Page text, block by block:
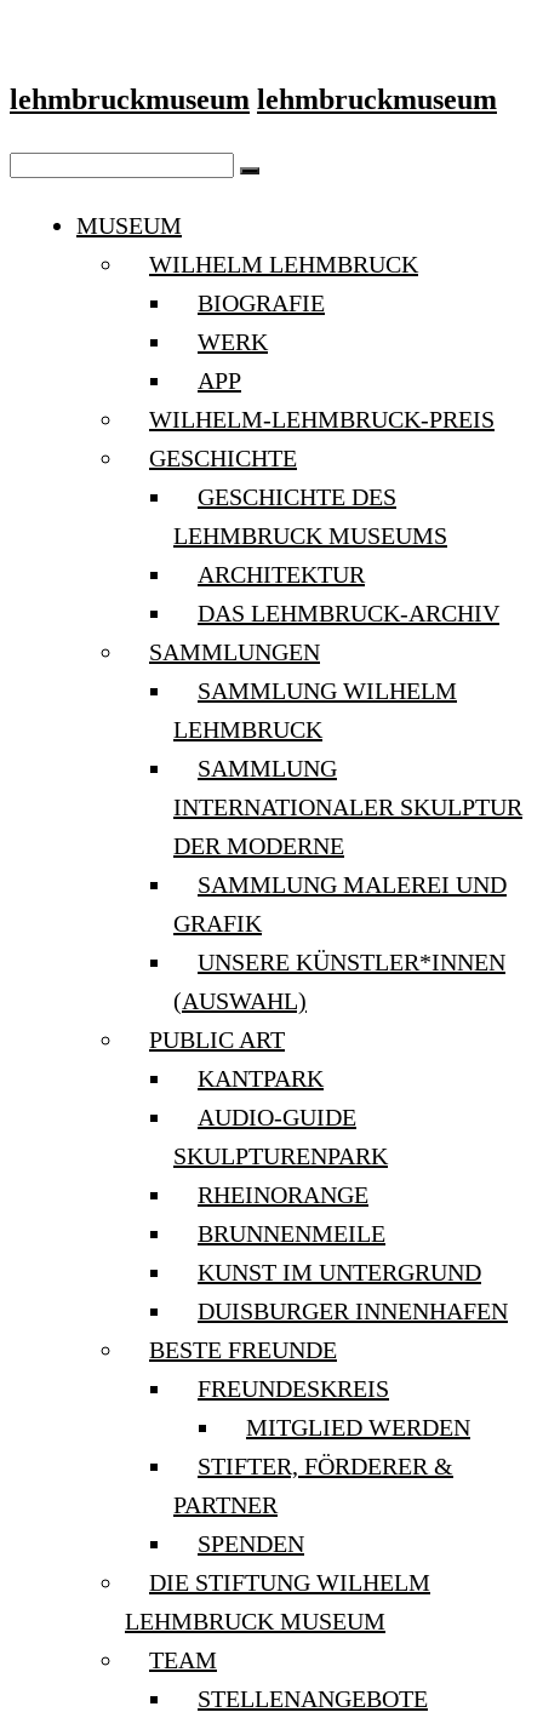
lehmbruckmuseum lehmbruckmuseum
MUSEUM
WILHELM LEHMBRUCK
BIOGRAFIE
WERK
APP
WILHELM-LEHMBRUCK-PREIS
GESCHICHTE
GESCHICHTE DES
LEHMBRUCK MUSEUMS
ARCHITEKTUR
DAS LEHMBRUCK-ARCHIV
SAMMLUNGEN
SAMMLUNG WILHELM
LEHMBRUCK
SAMMLUNG
INTERNATIONALER SKULPTUR
DER MODERNE
SAMMLUNG MALEREI UND
GRAFIK
UNSERE KÜNSTLER*INNEN
(AUSWAHL)
PUBLIC ART
KANTPARK
AUDIO-GUIDE
SKULPTURENPARK
RHEINORANGE
BRUNNENMEILE
KUNST IM UNTERGRUND
DUISBURGER INNENHAFEN
BESTE FREUNDE
FREUNDESKREIS
MITGLIED WERDEN
STIFTER, FÖRDERER &
PARTNER
SPENDEN
DIE STIFTUNG WILHELM
LEHMBRUCK MUSEUM
TEAM
STELLENANGEBOTE